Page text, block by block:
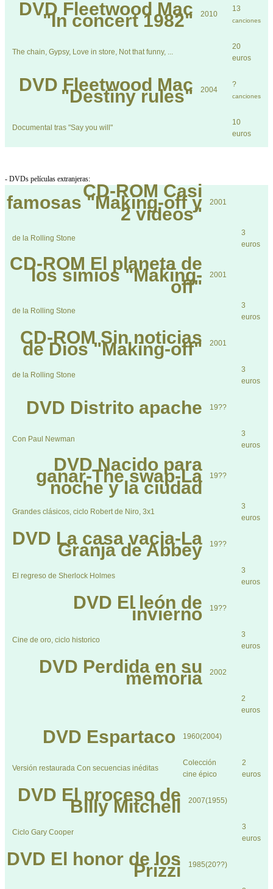
DVD Fleetwood Mac
"In concert 1982" 2010
13
canciones
The chain, Gypsy, Love in store, Not that funny, ...
20
euros
DVDFleetwood Mac
"Destiny rules" 2004
?
canciones
Documental tras "Say you will"
10
euros
- DVDs películas extranjeras:
CD-ROMCasi
famosas "Making-off y
2 videos"
2001
de la Rolling Stone
3
euros
CD-ROM El planeta de
los simios "Making-
off"
2001
de la Rolling Stone
3
euros
CD-ROMSin noticias
de Dios "Making-off" 2001
de la Rolling Stone
3
euros
DVD Distrito apache 19??
Con Paul Newman
3
euros
DVDNacido para
ganar-The swap-La
noche y la ciudad
19??
Grandes clásicos, ciclo Robert de Niro, 3x1
3
euros
DVD La casa vacia-La
Granja de Abbey 19??
El regreso de Sherlock Holmes
3
euros
DVD El león de
invierno 19??
Cine de oro, ciclo historico
3
euros
DVD Perdida en su
memoria 2002
2
euros
DVD Espartaco 1960(2004)
Versión restaurada Con secuencias inéditas
Colección
cine épico
2
euros
DVD El proceso de
Billy Mitchell 2007(1955)
Ciclo Gary Cooper
3
euros
DVD El honor de los
Prizzi 1985(20??)